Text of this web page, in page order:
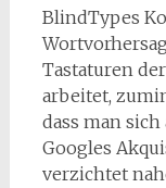
BlindTypes
Tastaturen
arbeitet,
dass man
Googles
verzichtet